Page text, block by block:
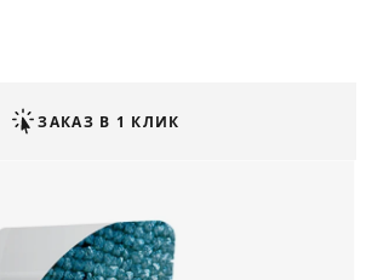
ЗАКАЗ В 1 КЛИК